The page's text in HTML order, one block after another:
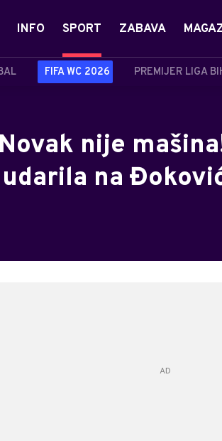
INFO SPORT
FIFA WC 2026 PREMIJER LIGA
ZABAVA
nije
na